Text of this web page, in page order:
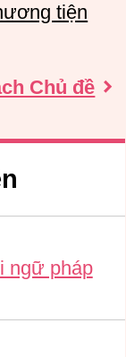
tiện
Chủ đề
ngữ pháp